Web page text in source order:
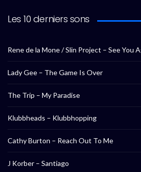
Les 10 derniers sons
Rene de la Mone / Slin Project – See You
Lady Gee – The Game Is Over
The Trip – My Paradise
Klubbheads – Klubbhopping
Cathy Burton – Reach Out To Me
J Korber – Santiago